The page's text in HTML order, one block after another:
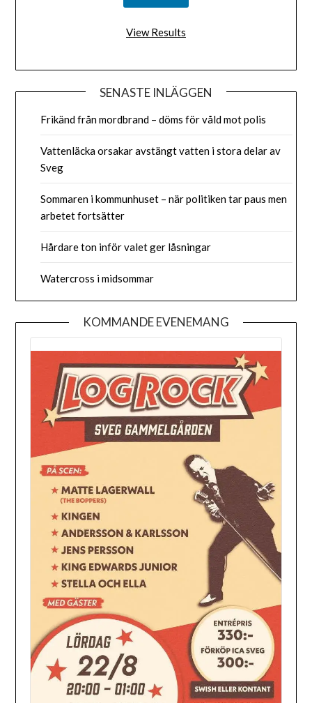
View Results
SENASTE INLÄGGEN
Frikänd från mordbrand – döms för våld mot polis
Vattenläcka orsakar avstängt vatten i stora delar av
Sveg
Sommaren i kommunhuset – när politiken tar paus men
arbetet fortsätter
Hårdare ton inför valet ger låsningar
Watercross i midsommar
KOMMANDE EVENEMANG